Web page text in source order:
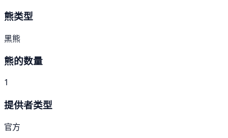
熊类型
黑熊
熊的数量
1
提供者类型
官方